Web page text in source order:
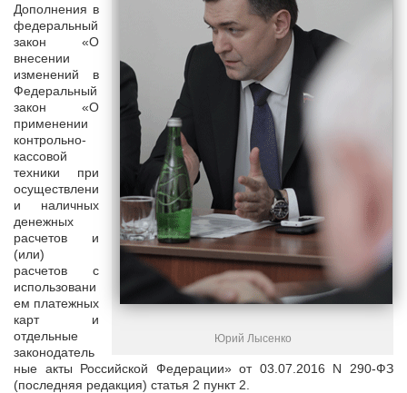
Юрий Лысенко
Дополнения в
федеральный
закон «О
внесении
изменений в
Федеральный
закон «О
применении
контрольно-
кассовой
техники при
осуществлени
и наличных
денежных
расчетов и
(или)
расчетов с
использовани
ем платежных
карт и
отдельные
законодатель
ные акты Российской Федерации» от 03.07.2016 N 290-ФЗ
(последняя редакция) статья 2 пункт 2.